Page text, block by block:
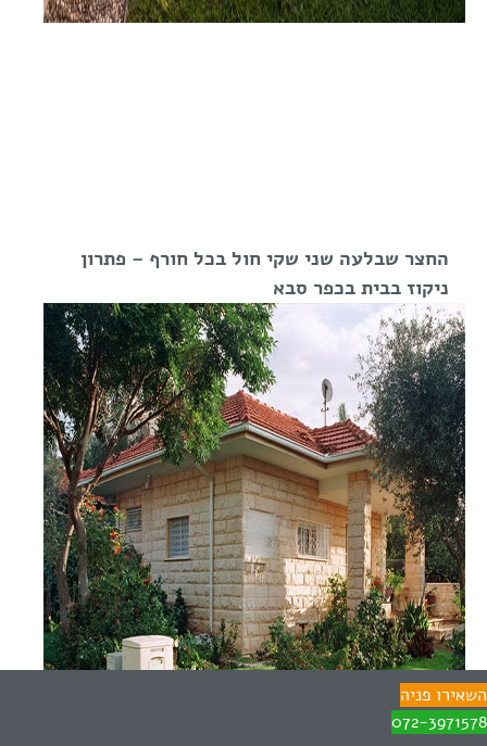
החצר שבלעה שני שקי חול בכל חורף – פתרון
ניקוז בבית בכפר סבא
השאירו פניה
072-3971578